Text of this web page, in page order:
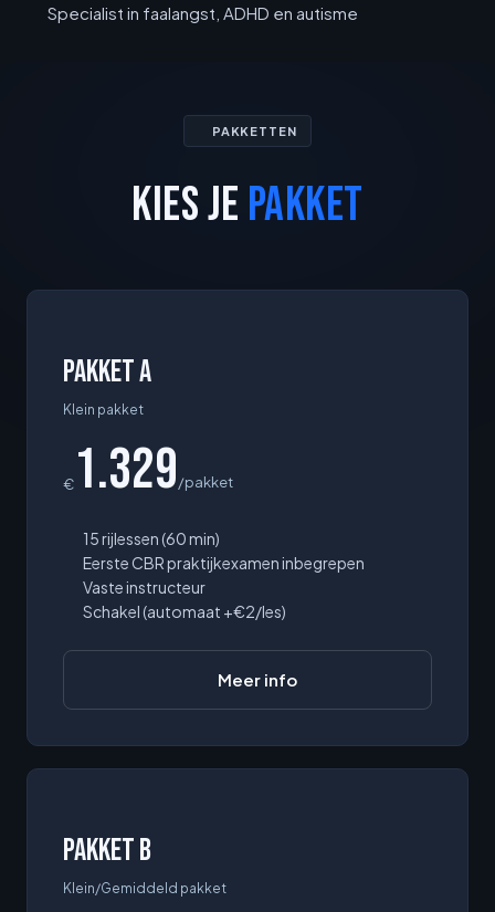
Specialist in faalangst, ADHD en autisme
PAKKETTEN
KIES JE PAKKET
Pakket A
Klein pakket
€ 1.329/pakket
15 rijlessen (60 min)
Eerste CBR praktijkexamen inbegrepen
Vaste instructeur
Schakel (automaat +€2/les)
Meer info
Pakket B
Klein/Gemiddeld pakket